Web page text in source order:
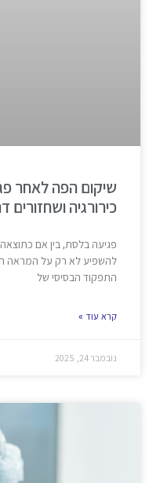
שיקום הפה לאחר
כירורגיה ושחזורים
פגיעה בלסת, בין אם
להשפיע לא רק על המראה
התפקוד הבסיסי של
קרא עוד »
נובמבר 24, 2025